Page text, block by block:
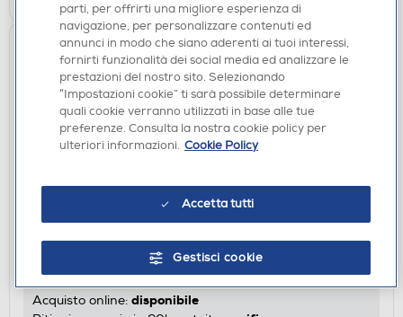
BEURER - BR60-Bianco
€ 19,90
Acquisto online: disponibile
parti, per offrirti una migliore esperienza di
navigazione, per personalizzare contenuti ed
annunci in modo che siano aderenti ai tuoi interessi,
fornirti funzionalità dei social media ed analizzare le
prestazioni del nostro sito. Selezionando
“Impostazioni cookie” ti sarà possibile determinare
quali cookie verranno utilizzati in base alle tue
preferenze. Consulta la nostra cookie policy per
ulteriori informazioni. Cookie Policy
Accetta tutti
Gestisci cookie